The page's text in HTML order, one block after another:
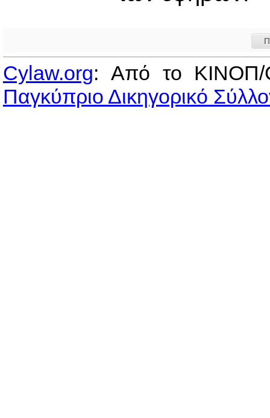
Cylaw.org: Από το
Παγκύπριο Δικηγορικό